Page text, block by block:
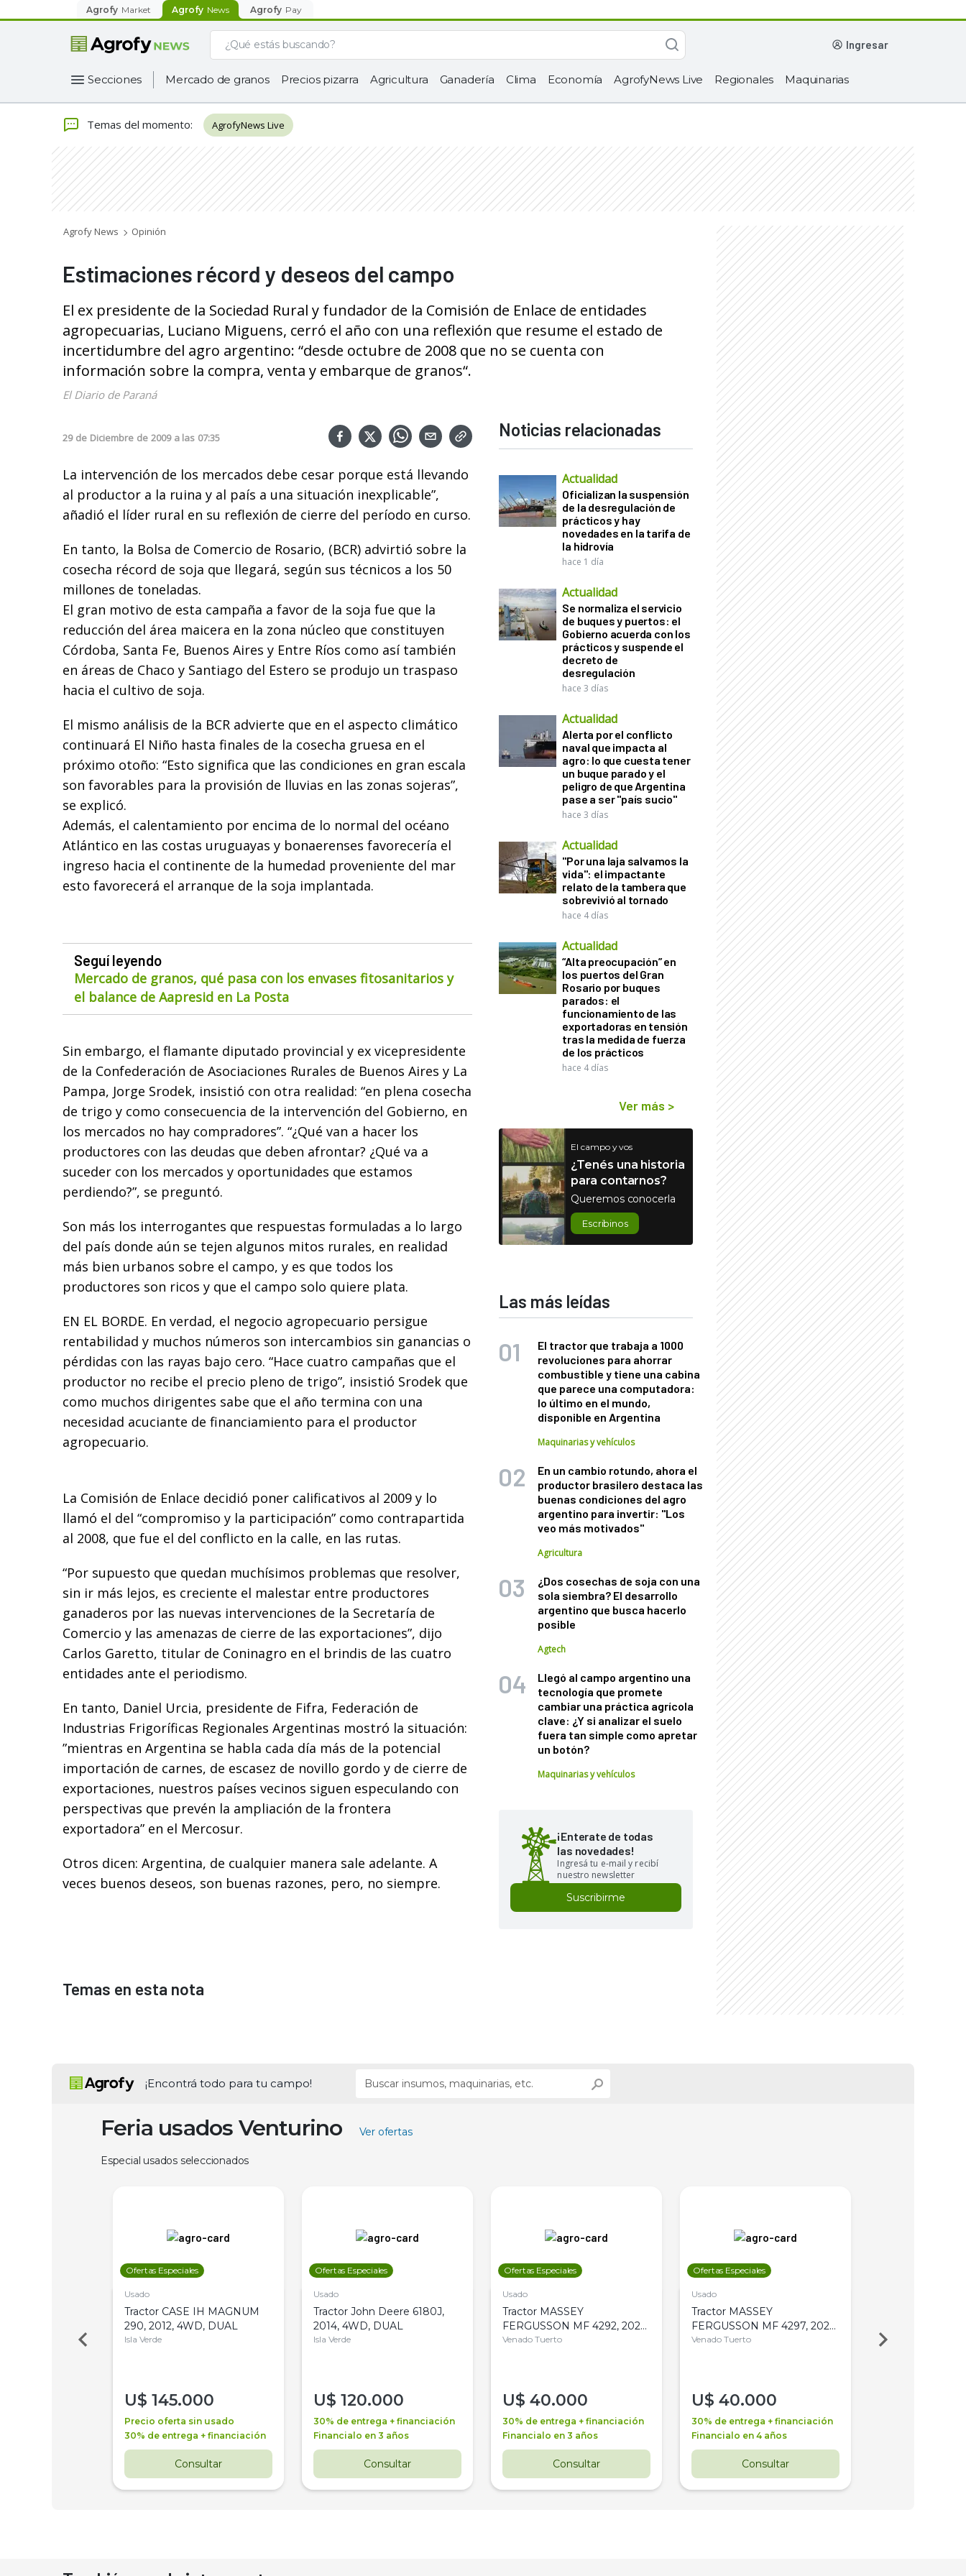
Agrofy Market Agrofy News Agrofy Pay
ingresar
Secciones Mercado de granos Precios pizarra Agricultura Ganadería Clima Economía AgrofyNews Live Regionales Maquinarias
Temas del momento: AgrofyNews Live
Agrofy News Opinión
Estimaciones récord y deseos del campo
El ex presidente de la Sociedad Rural y fundador de la Comisión de Enlace de entidades
agropecuarias, Luciano Miguens, cerró el año con una reflexión que resume el estado de
incertidumbre del agro argentino: “desde octubre de 2008 que no se cuenta con
información sobre la compra, venta y embarque de granos“.
El Diario de Paraná
29 de Diciembre de 2009 a las 07:35
La intervención de los mercados debe cesar porque está llevando
al productor a la ruina y al país a una situación inexplicable”,
añadió el líder rural en su reflexión de cierre del período en curso.
En tanto, la Bolsa de Comercio de Rosario, (BCR) advirtió sobre la
cosecha récord de soja que llegará, según sus técnicos a los 50
millones de toneladas.
El gran motivo de esta campaña a favor de la soja fue que la
reducción del área maicera en la zona núcleo que constituyen
Córdoba, Santa Fe, Buenos Aires y Entre Ríos como así también
en áreas de Chaco y Santiago del Estero se produjo un traspaso
hacia el cultivo de soja.
El mismo análisis de la BCR advierte que en el aspecto climático
continuará El Niño hasta finales de la cosecha gruesa en el
próximo otoño: “Esto significa que las condiciones en gran escala
son favorables para la provisión de lluvias en las zonas sojeras”,
se explicó.
Además, el calentamiento por encima de lo normal del océano
Atlántico en las costas uruguayas y bonaerenses favorecería el
ingreso hacia el continente de la humedad proveniente del mar
esto favorecerá el arranque de la soja implantada.
Seguí leyendo
Mercado de granos, qué pasa con los envases fitosanitarios y
el balance de Aapresid en La Posta
Sin embargo, el flamante diputado provincial y ex vicepresidente
de la Confederación de Asociaciones Rurales de Buenos Aires y La
Pampa, Jorge Srodek, insistió con otra realidad: “en plena cosecha
de trigo y como consecuencia de la intervención del Gobierno, en
los mercados no hay compradores”. “¿Qué van a hacer los
productores con las deudas que deben afrontar? ¿Qué va a
suceder con los mercados y oportunidades que estamos
perdiendo?”, se preguntó.
Son más los interrogantes que respuestas formuladas a lo largo
del país donde aún se tejen algunos mitos rurales, en realidad
más bien urbanos sobre el campo, y es que todos los
productores son ricos y que el campo solo quiere plata.
EN EL BORDE. En verdad, el negocio agropecuario persigue
rentabilidad y muchos números son intercambios sin ganancias o
pérdidas con las rayas bajo cero. “Hace cuatro campañas que el
productor no recibe el precio pleno de trigo”, insistió Srodek que
como muchos dirigentes sabe que el año termina con una
necesidad acuciante de financiamiento para el productor
agropecuario.
La Comisión de Enlace decidió poner calificativos al 2009 y lo
llamó el del “compromiso y la participación” como contrapartida
al 2008, que fue el del conflicto en la calle, en las rutas.
“Por supuesto que quedan muchísimos problemas que resolver,
sin ir más lejos, es creciente el malestar entre productores
ganaderos por las nuevas intervenciones de la Secretaría de
Comercio y las amenazas de cierre de las exportaciones”, dijo
Carlos Garetto, titular de Coninagro en el brindis de las cuatro
entidades ante el periodismo.
En tanto, Daniel Urcia, presidente de Fifra, Federación de
Industrias Frigoríficas Regionales Argentinas mostró la situación:
”mientras en Argentina se habla cada día más de la potencial
importación de carnes, de escasez de novillo gordo y de cierre de
exportaciones, nuestros países vecinos siguen especulando con
perspectivas que prevén la ampliación de la frontera
exportadora” en el Mercosur.
Otros dicen: Argentina, de cualquier manera sale adelante. A
veces buenos deseos, son buenas razones, pero, no siempre.
Noticias relacionadas
Actualidad
Oficializan la suspensión
de la desregulación de
prácticos y hay
novedades en la tarifa de
la hidrovía
hace 1 día
Actualidad
Se normaliza el servicio
de buques y puertos: el
Gobierno acuerda con los
prácticos y suspende el
decreto de
desregulación
hace 3 días
Actualidad
Alerta por el conflicto
naval que impacta al
agro: lo que cuesta tener
un buque parado y el
peligro de que Argentina
pase a ser "país sucio"
hace 3 días
Actualidad
"Por una laja salvamos la
vida": el impactante
relato de la tambera que
sobrevivió al tornado
hace 4 días
Actualidad
“Alta preocupación” en
los puertos del Gran
Rosario por buques
parados: el
funcionamiento de las
exportadoras en tensión
tras la medida de fuerza
de los prácticos
hace 4 días
Ver más >
El campo y vos
¿Tenés una historia
para contarnos?
Queremos conocerla
Escribinos
Las más leídas
El tractor que trabaja a 1000
revoluciones para ahorrar
combustible y tiene una cabina
que parece una computadora:
lo último en el mundo,
disponible en Argentina
Maquinarias y vehículos
En un cambio rotundo, ahora el
productor brasilero destaca las
buenas condiciones del agro
argentino para invertir: "Los
veo más motivados"
Agricultura
¿Dos cosechas de soja con una
sola siembra? El desarrollo
argentino que busca hacerlo
posible
Agtech
Llegó al campo argentino una
tecnología que promete
cambiar una práctica agrícola
clave: ¿Y si analizar el suelo
fuera tan simple como apretar
un botón?
Maquinarias y vehículos
¡Enterate de todas
las novedades!
Ingresá tu e-mail y recibí
nuestro newsletter
Suscribirme
Temas en esta nota
¡Encontrá todo para tu campo!
Feria usados Venturino Ver ofertas
Especial usados seleccionados
Ofertas Especiales
Usado
Tractor CASE IH MAGNUM
290, 2012, 4WD, DUAL
Isla Verde
U$ 145.000
Precio oferta sin usado
30% de entrega + financiación
Consultar
Ofertas Especiales
Usado
Tractor John Deere 6180J,
2014, 4WD, DUAL
Isla Verde
U$ 120.000
30% de entrega + financiación
Financialo en 3 años
Consultar
Ofertas Especiales
Usado
Tractor MASSEY
FERGUSSON MF 4292, 2020,
4WD, PATON
Venado Tuerto
U$ 40.000
30% de entrega + financiación
Financialo en 3 años
Consultar
Ofertas Especiales
Usado
Tractor MASSEY
FERGUSSON MF 4297, 2020,
4WD, PATON
Venado Tuerto
U$ 40.000
30% de entrega + financiación
Financialo en 4 años
Consultar
Venado Tuerto